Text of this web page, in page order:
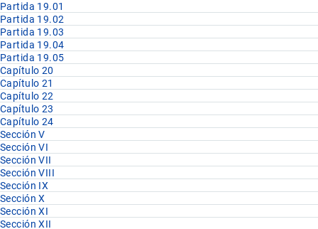
Partida 19.01
Partida 19.02
Partida 19.03
Partida 19.04
Partida 19.05
Capítulo 20
Capítulo 21
Capítulo 22
Capítulo 23
Capítulo 24
Sección V
Sección VI
Sección VII
Sección VIII
Sección IX
Sección X
Sección XI
Sección XII